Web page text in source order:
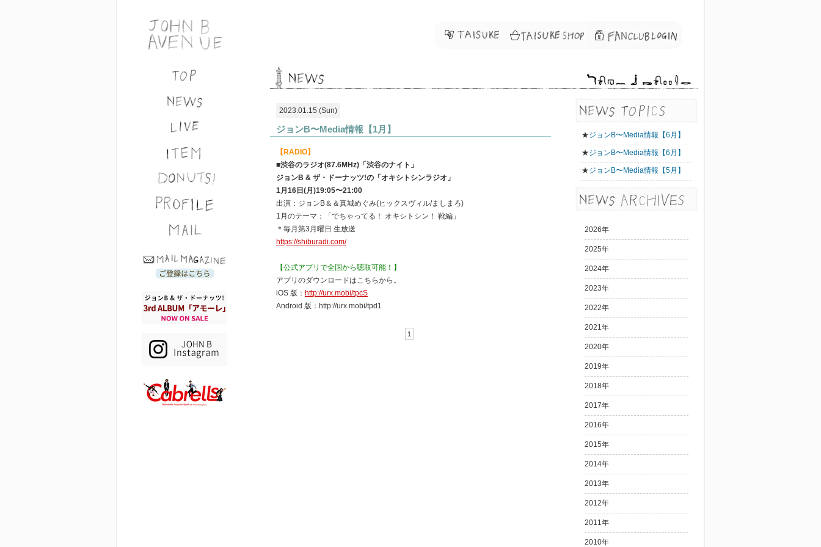
2023.01.15 (Sun)
ジョンB〜Media情報【1月】
【RADIO】
■渋谷のラジオ(87.6MHz)「渋谷のナイト」
ジョンB & ザ・ドーナッツ!の「オキシトシンラジオ」
1月16日(月)19:05〜21:00
出演：ジョンB＆＆真城めぐみ(ヒックスヴィル/ましまろ)
1月のテーマ：「でちゃってる！ オキシトシン！ 靴編」
＊毎月第3月曜日 生放送
https://shiburadi.com/
【公式アプリで全国から聴取可能！】
アプリのダウンロードはこちらから。
iOS 版： http://urx.mobi/tpcS
Android 版：http://urx.mobi/tpd1
1
★ジョンB〜Media情報【6月】
★ジョンB〜Media情報【6月】
★ジョンB〜Media情報【5月】
2026年
2025年
2024年
2023年
2022年
2021年
2020年
2019年
2018年
2017年
2016年
2015年
2014年
2013年
2012年
2011年
2010年